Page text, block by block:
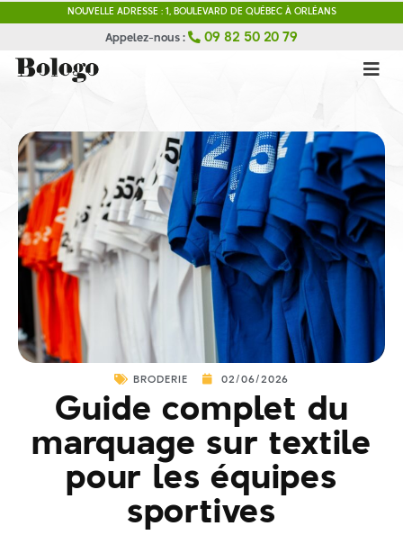
Kit Salon Orléans : Comment
concevoir un kit salon réussi
?
Broderie logo sur uniforme :
comment choisir les bonnes
couleurs ?
Impression ou broderie sur
NOUVELLE ADRESSE : 1, BOULEVARD DE QUÉBEC À ORLÉANS
Appelez-nous : 09 82 50 20 79
BRODERIE 02/06/2026
Guide complet du
marquage sur textile
pour les équipes
sportives